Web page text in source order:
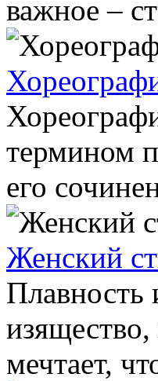
важное –
термином
его
Женский
Плавность
мечтает,